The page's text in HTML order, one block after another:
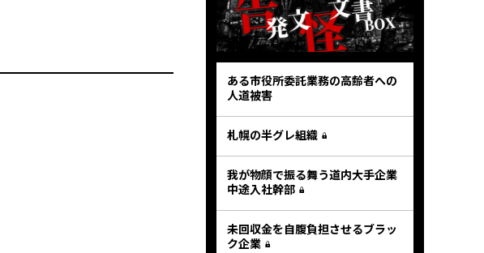
ある市役所委託業務の高齢者への
人道被害
札幌の半グレ組織
我が物顔で振る舞う道内大手企業
中途入社幹部
未回収金を自腹負担させるブラッ
ク企業